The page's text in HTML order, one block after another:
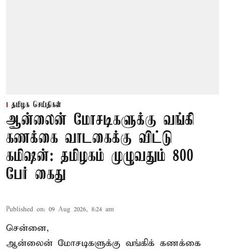
தமிழக செய்திகள்
ஆன்லைன் மோசடிகளுக்கு வங்கி
கணக்கை வாடகைக்கு விட்டு
கமிஷன்: தமிழகம் முழுவதும் 800
பேர் கைது
Published on: 09 Aug 2026, 8:24 am
சென்னை,
ஆன்லைன் மோசடிகளுக்கு வங்கிக் கணக்கை